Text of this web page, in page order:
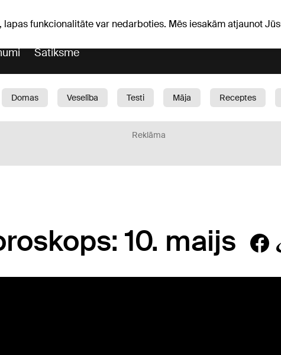
funkcionalitāte var nedarboties. Mēs iesakām atjaunot
Satiksme
Domas Veselība Testi Māja Receptes
Reklāma
10. maijs